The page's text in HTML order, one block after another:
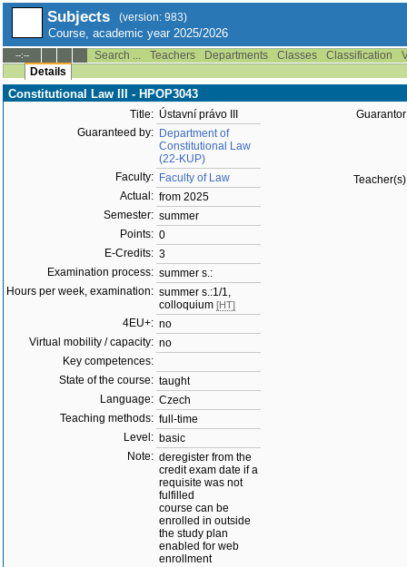
Subjects (version: 983)
Course, academic year 2025/2026
--:-- Search ... Teachers Departments Classes Classification
Details
Constitutional Law III - HPOP3043
Title: Ústavní právo III
Guaranteed by: Department of
Constitutional Law
(22-KUP)
Faculty: Faculty of Law
Actual: from 2025
Semester: summer
Points: 0
E-Credits: 3
Examination process: summer s.:
Hours per week, examination: summer s.:1/1,
colloquium [HT]
4EU+: no
Virtual mobility / capacity: no
Key competences:
State of the course: taught
Language: Czech
Teaching methods: full-time
Level: basic
Note: deregister from the
credit exam date if a
requisite was not
fulfilled
course can be
enrolled in outside
the study plan
enabled for web
enrollment